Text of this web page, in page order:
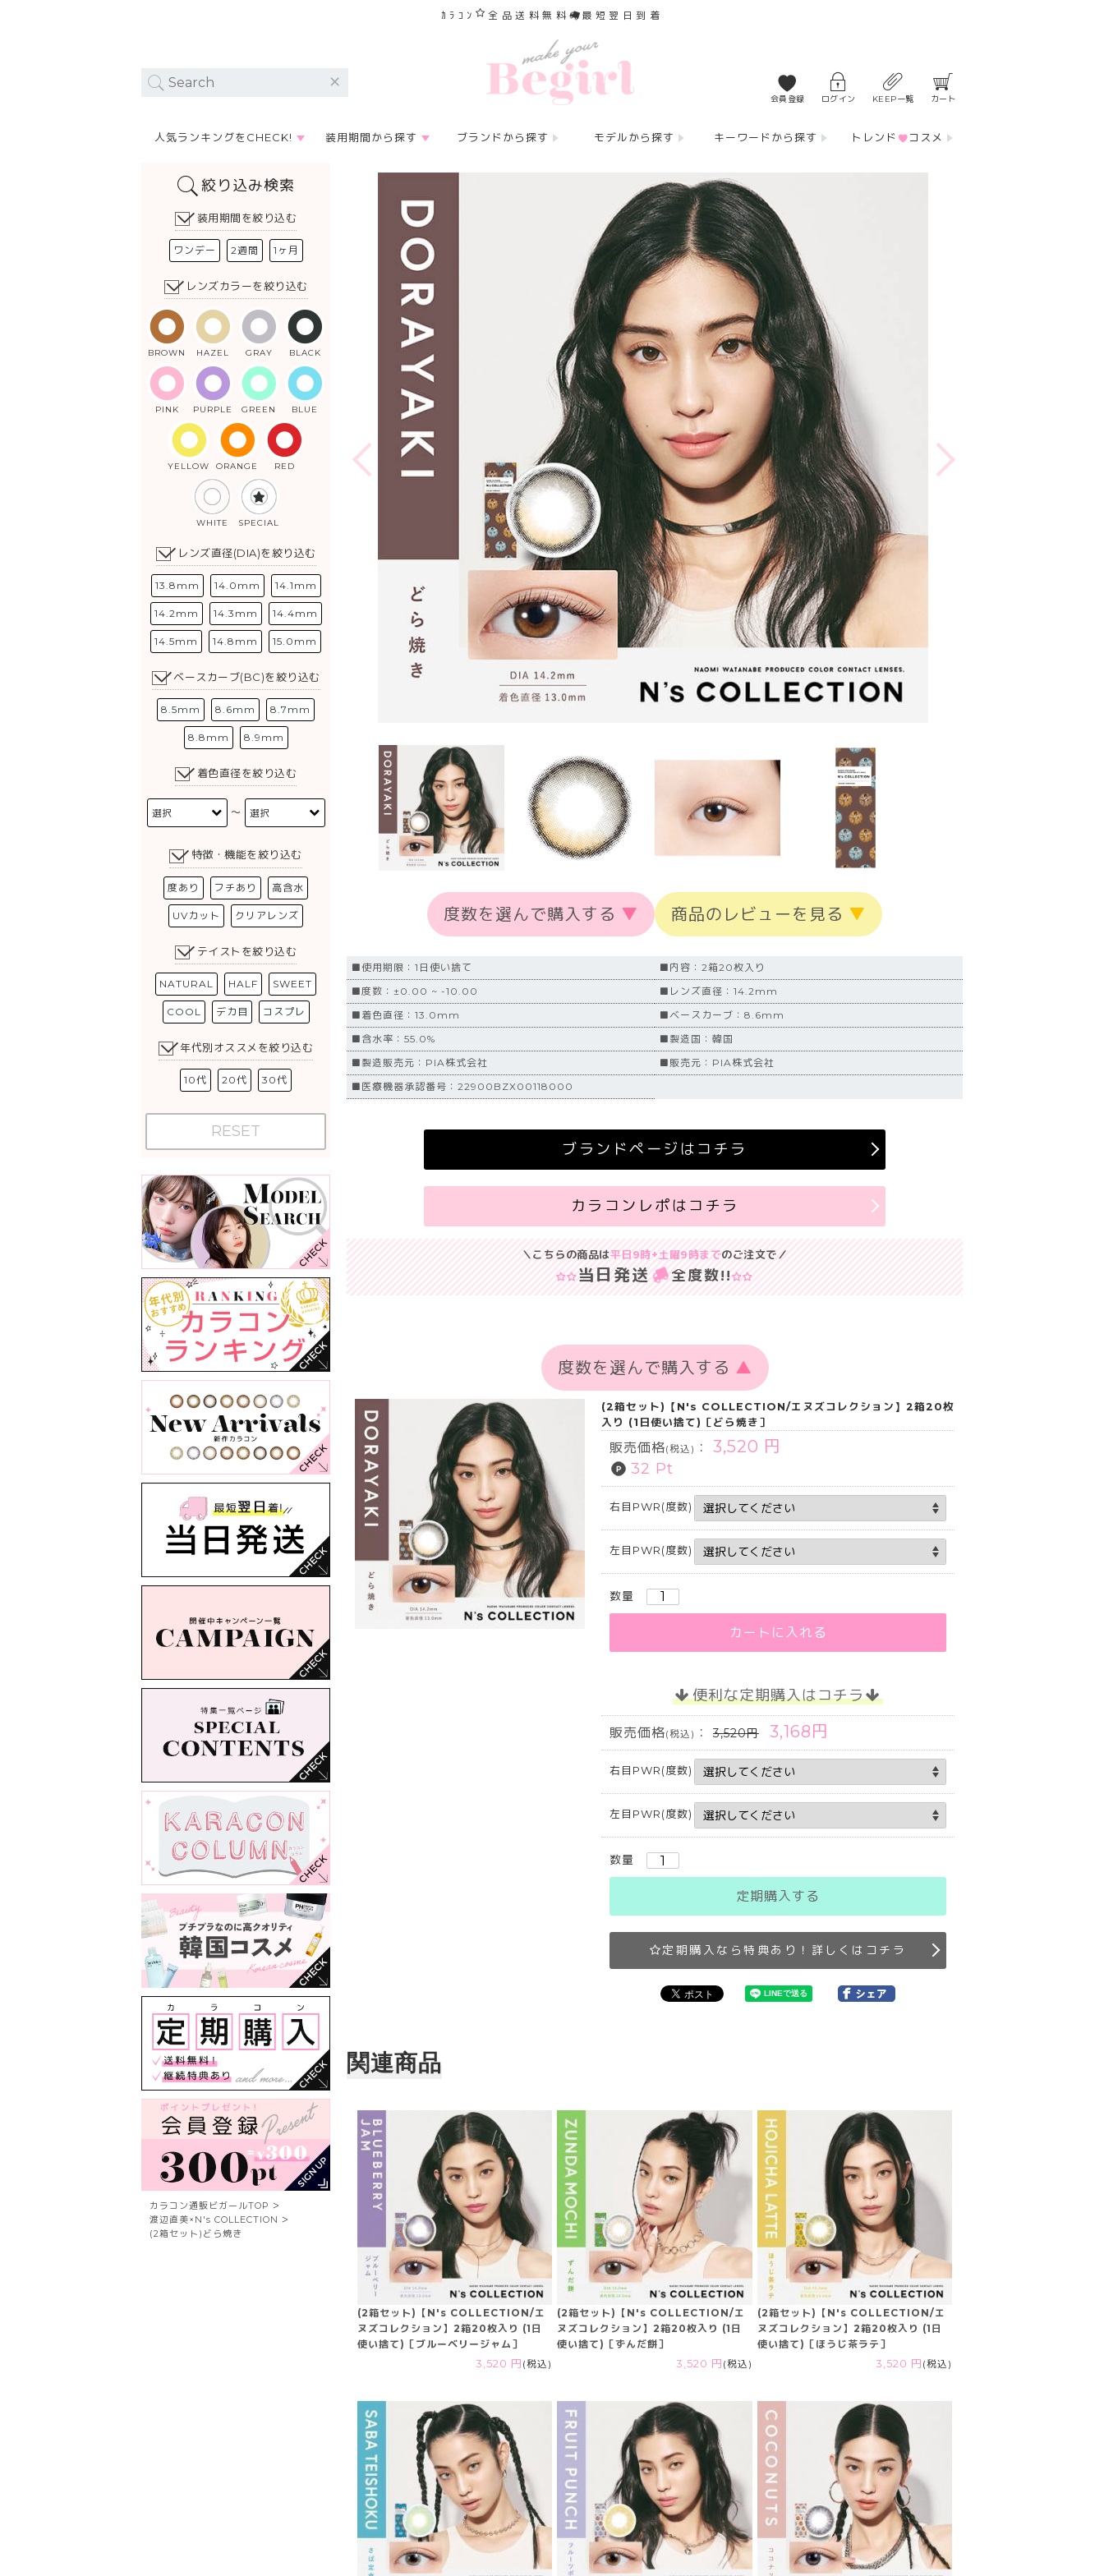
ｶﾗｺﾝ 全品送料無料 最短翌日到着
会員登録 ログイン KEEP一覧 カート
人気ランキングをCHECK! 装用期間から探す ブランドから探す モデルから探す キーワードから探す トレンド コスメ
絞り込み検索
装用期間を絞り込む
ワンデー 2週間 1ヶ月
レンズカラーを絞り込む
BROWN HAZEL GRAY BLACK
PINK PURPLE GREEN BLUE
YELLOW ORANGE RED
WHITE SPECIAL
レンズ直径(DIA)を絞り込む
13.8mm 14.0mm 14.1mm
14.2mm 14.3mm 14.4mm
14.5mm 14.8mm 15.0mm
ベースカーブ(BC)を絞り込む
8.5mm 8.6mm 8.7mm
8.8mm 8.9mm
着色直径を絞り込む
〜
特徴・機能を絞り込む
度あり フチあり 高含水
UVカット クリアレンズ
テイストを絞り込む
NATURAL HALF SWEET
COOL デカ目 コスプレ
年代別オススメを絞り込む
10代 20代 30代
RESET
度数を選んで購入する ▼ 商品のレビューを見る ▼
■使用期限：1日使い捨て
■内容：2箱20枚入り
■度数：±0.00 ~ -10.00
■レンズ直径：14.2mm
■着色直径：13.0mm
■ベースカーブ：8.6mm
■含水率：55.0%
■製造国：韓国
■製造販売元：PIA株式会社
■販売元：PIA株式会社
■医療機器承認番号：22900BZX00118000
ブランドページはコチラ
カラコンレポはコチラ
＼こちらの商品は平日9時+土曜9時までのご注文で／
当日発送 全度数!!
度数を選んで購入する ▲
(2箱セット)【N's COLLECTION/エヌズコレクション】2箱20枚
入り (1日使い捨て)［どら焼き］
販売価格(税込) ： 3,520 円
32 Pt
右目PWR(度数)
左目PWR(度数)
数量
カートに入れる
便利な定期購入はコチラ
販売価格(税込) ： 3,520円 3,168円
右目PWR(度数)
左目PWR(度数)
数量
定期購入する
定期購入なら特典あり！詳しくはコチラ
関連商品
(2箱セット)【N's COLLECTION/エ
ヌズコレクション】2箱20枚入り (1日
使い捨て)［ブルーベリージャム］
3,520 円 (税込)
(2箱セット)【N's COLLECTION/エ
ヌズコレクション】2箱20枚入り (1日
使い捨て)［ずんだ餅］
3,520 円 (税込)
(2箱セット)【N's COLLECTION/エ
ヌズコレクション】2箱20枚入り (1日
使い捨て)［ほうじ茶ラテ］
3,520 円 (税込)
カラコン通販ビガールTOP
渡辺直美×N's COLLECTION
(2箱セット)どら焼き